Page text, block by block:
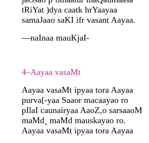
tRiYat )dya caatk hrYaayaa
samaJaao saKI ifr vasant Aayaa.
—naInaa mauKjaI-
4–Aayaa vasaMt
Aayaa vasaMt ipyaa tora Aayaa
purva[-yaa Saaor macaayao ro
pIlaI caunairyaa AaoZ,o sarsaaoM
maMd¸ maMd mauskayao ro.
Aayaa vasaMt ipyaa tora Aayaa